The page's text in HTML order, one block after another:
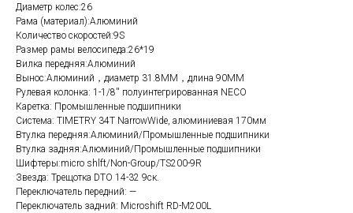
Диаметр колес:26
Рама (материал):Алюминий
Количество скоростей:9S
Размер рамы велосипеда:26*19
Вилка передняя:Алюминий
Вынос:Алюминий，диаметр 31.8MM，длина 90MM
Рулевая колонка: 1-1/8'' полуинтегрированная NECO
Каретка: Промышленные подшипники
Система: TIMETRY 34T NarrowWide, алюминиевая 170мм
Втулка передняя:Алюминий/Промышленные подшипники
Втулка задняя:Алюминий/Промышленные подшипники
Шифтеры:micro shlft/Non-Group/TS200-9R
Звезда: Трещотка DTO 14-32 9ск.
Переключатель передний: —
Переключатель задний: Microshift RD-M200L